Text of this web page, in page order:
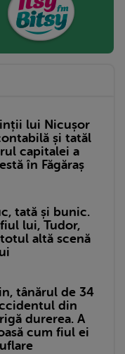
lui Nicușor
și tatăl
capitalei a
în Făgăraș
tată și bunic.
lui, Tudor,
altă scenă
tânărul de 34
din
durerea. A
cum fiul ei